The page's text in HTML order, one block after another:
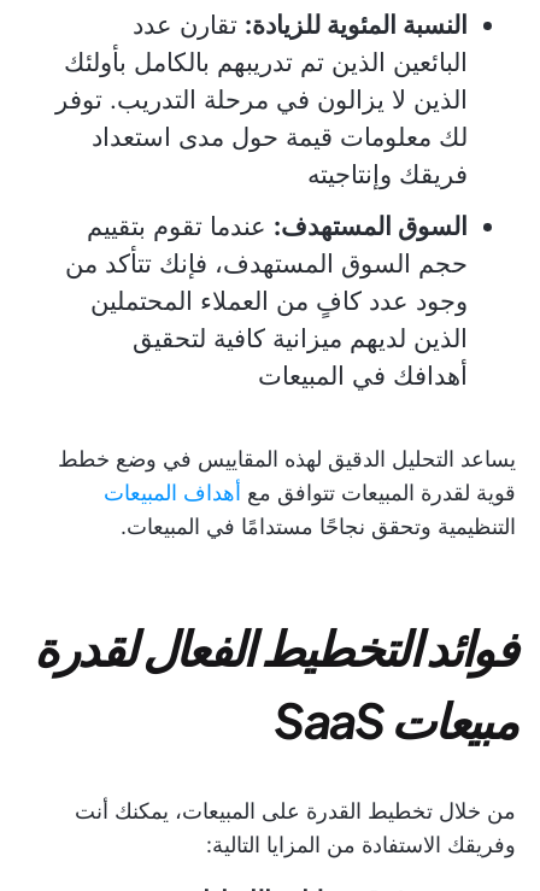
النسبة المئوية للزيادة: تقارن عدد
البائعين الذين تم تدريبهم بالكامل بأولئك
الذين لا يزالون في مرحلة التدريب. توفر
لك معلومات قيمة حول مدى استعداد
فريقك وإنتاجيته
السوق المستهدف: عندما تقوم بتقييم
حجم السوق المستهدف، فإنك تتأكد من
وجود عدد كافٍ من العملاء المحتملين
الذين لديهم ميزانية كافية لتحقيق
أهدافك في المبيعات
يساعد التحليل الدقيق لهذه المقاييس في وضع خطط
قوية لقدرة المبيعات تتوافق مع أهداف المبيعات
التنظيمية وتحقق نجاحًا مستدامًا في المبيعات.
فوائد التخطيط الفعال لقدرة
مبيعات SaaS
من خلال تخطيط القدرة على المبيعات، يمكنك أنت
وفريقك الاستفادة من المزايا التالية: